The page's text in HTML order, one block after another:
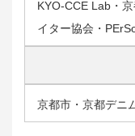
KYO-CCE Lab・
イター協会・
京都市・京都デニ